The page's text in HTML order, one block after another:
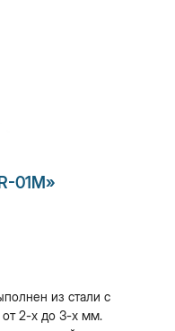
01M»
из стали с
2-х до 3-х мм.